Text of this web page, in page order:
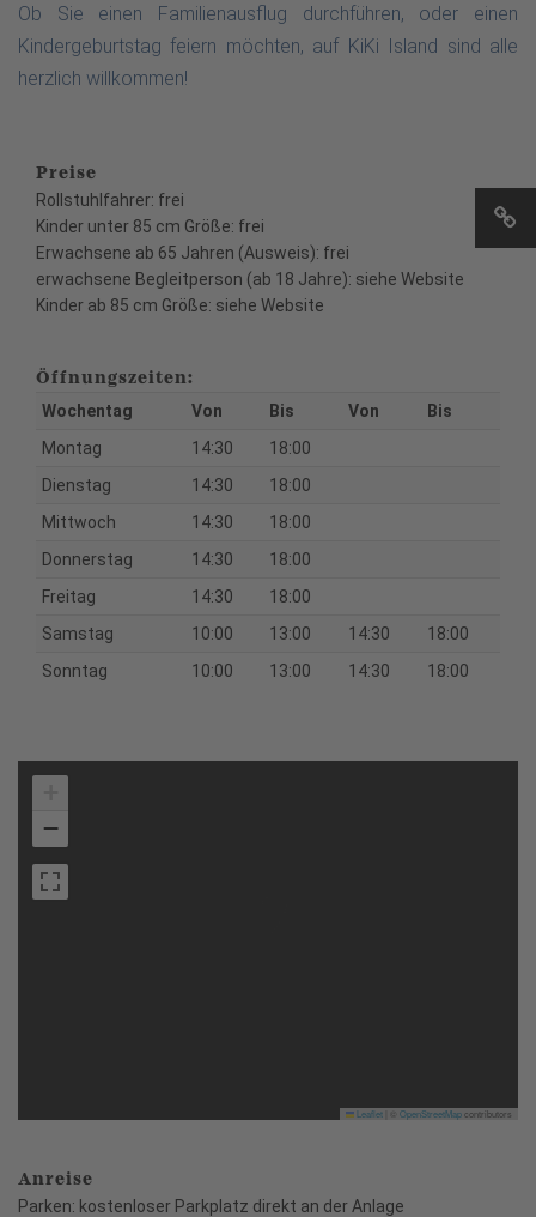
Ob Sie einen Familienausflug durchführen, oder einen
Kindergeburtstag feiern möchten, auf KiKi Island sind alle
herzlich willkommen!
Preise
Rollstuhlfahrer: frei
Kinder unter 85 cm Größe: frei
Erwachsene ab 65 Jahren (Ausweis): frei
erwachsene Begleitperson (ab 18 Jahre): siehe Website
Kinder ab 85 cm Größe: siehe Website
Öffnungszeiten:
Wochentag Von Bis Von
Bis
Montag
14:30
18:00
Dienstag
14:30
18:00
Mittwoch
14:30
18:00
Donnerstag
14:30
18:00
Freitag
14:30
18:00
Samstag
10:00 13:00 14:30
18:00
Sonntag
10:00 13:00 14:30 18:00
−
Leaflet OpenStreetMapcontributors
Anreise
Parken: kostenloser Parkplatz direkt an der Anlage